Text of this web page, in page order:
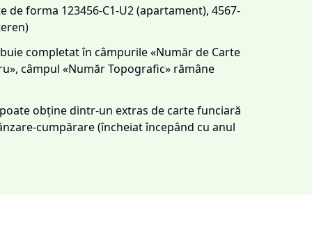
forma 123456-C1-U2 (apartament), 4567-
completat în câmpurile «Număr de Carte
câmpul «Număr Topografic» rămâne
obține dintr-un extras de carte funciară
cumpărare (încheiat începând cu anul